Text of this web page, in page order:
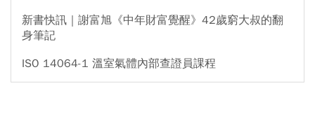
新書快訊｜謝富旭《中年財富覺醒》42歲窮大叔的翻
身筆記
ISO 14064-1 溫室氣體內部查證員課程